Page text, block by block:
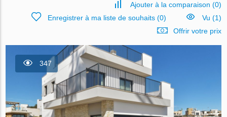
Ajouter à la comparaison (0)
Enregistrer à ma liste de souhaits(0)
Vu (1)
Offrir votre prix
347